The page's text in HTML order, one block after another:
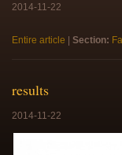
2014-11-22
Entire article Section:
results
2014-11-22